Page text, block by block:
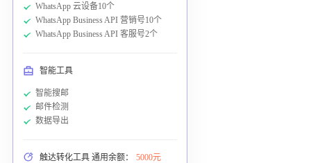
WhatsApp 云设备10个
WhatsApp Business API 营销号10个
WhatsApp Business API 客服号2个
智能工具
智能搜邮
邮件检测
数据导出
触达转化工具 通用余额： 5000元